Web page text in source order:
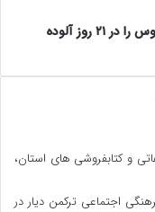
رئیس اداره محیط زیست: ریزگردها گنبدکاووس را در ۲۱ روز آلوده
و کتابفروشی های استان،
ماهنامه فرهنگی اجتماعی ترکمن دیار در